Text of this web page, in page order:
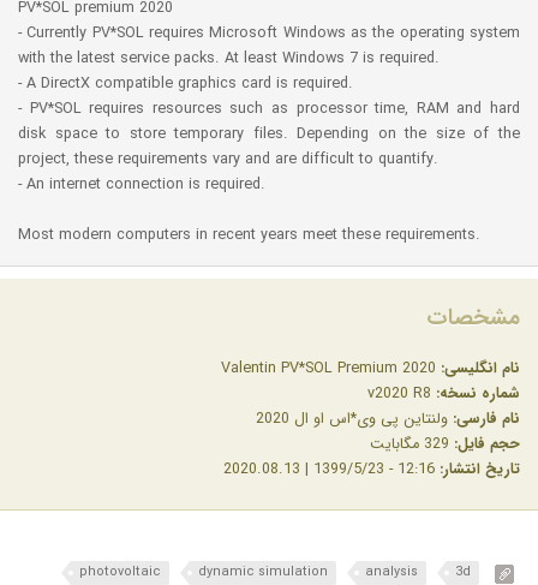
PV*SOL premium 2020
- Currently PV*SOL requires Microsoft Windows as the operating system
with the latest service packs. At least Windows 7 is required.
- A DirectX compatible graphics card is required.
- PV*SOL requires resources such as processor time, RAM and hard
disk space to store temporary files. Depending on the size of the
project, these requirements vary and are difficult to quantify.
- An internet connection is required.
Most modern computers in recent years meet these requirements.
مشخصات
نام انگلیسی:
شماره نسخه:
نام فارسی: ولنتاین پی وی*اس او ال 2020
حجم فایل:
تاریخ انتشار:
3d
analysis
dynamic simulation
photovoltaic